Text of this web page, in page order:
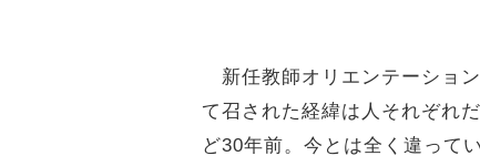
新任教師オリエンテーショ
て召された経緯は人それぞれ
ど30年前。今とは全く違ってい